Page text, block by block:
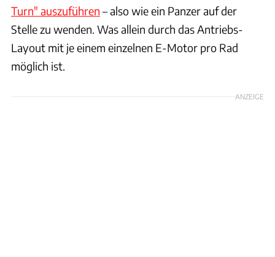
Turn" auszuführen – also wie ein Panzer auf der
Stelle zu wenden. Was allein durch das Antriebs-
Layout mit je einem einzelnen E-Motor pro Rad
möglich ist.
ANZEIGE